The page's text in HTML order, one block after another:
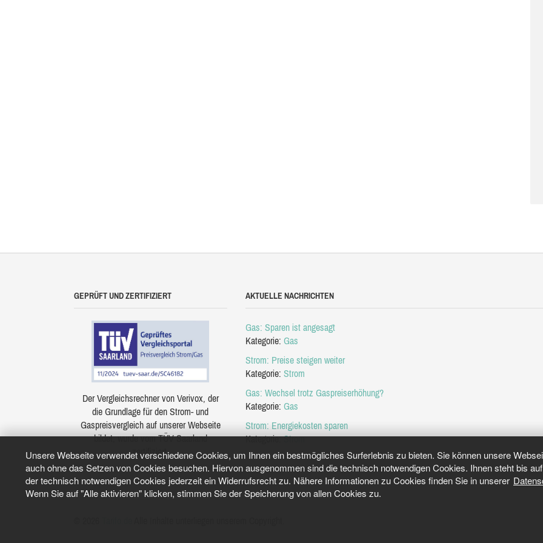
Unsere Webseite verwendet verschiedene Cookies, um Ihnen ein bestmögliches Surferlebnis zu bieten. Sie können unsere
auch ohne das Setzen von Cookies besuchen. Hiervon ausgenommen sind die technisch notwendigen Cookies. Ihnen steht bis
der technisch notwendigen Cookies jederzeit ein Widerrufsrecht zu. Nähere Informationen zu Cookies finden Sie in unserer
Wenn Sie auf "Alle aktivieren" klicken, stimmen Sie der Speicherung von allen Cookies zu.
GEPRÜFT UND ZERTIFIZIERT
Der Vergleichsrechner von Verivox, der
die Grundlage für den Strom- und
Gaspreisvergleich auf unserer Webseite
bildet, wurde vom TÜV Saarland
zertifiziert.
AKTUELLE NACHRICHTEN
Gas: Sparen ist angesagt
Kategorie: Gas
Strom: Preise steigen weiter
Kategorie: Strom
Gas: Wechsel trotz Gaspreiserhöhung?
Kategorie: Gas
Strom: Energiekosten sparen
Kategorie:Strom